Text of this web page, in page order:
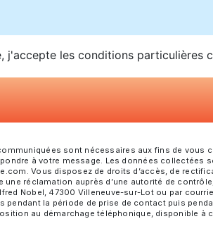
j'accepte les conditions particulières
sont nécessaires aux fins de
à votre message. Les données
Vous disposez de droits d’accès, de
une réclamation auprès d’une autorité de
Nobel, 47300 Villeneuve-sur-Lot ou par
pendant la période de prise de contact puis
au démarchage téléphonique, disponible à